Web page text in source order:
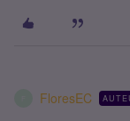
FloresEC